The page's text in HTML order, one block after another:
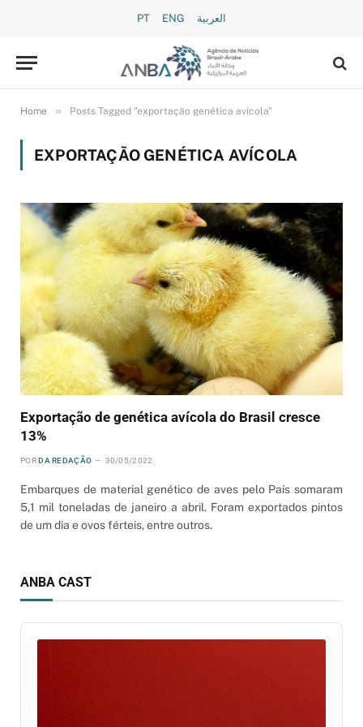
PT ENG العربية
Home » Posts Tagged "exportação genética avícola"
EXPORTAÇÃO GENÉTICA AVÍCOLA
Exportação de genética avícola do Brasil cresce
13%
POR DA REDAÇÃO 30/05/2022
Embarques de material genético de aves pelo País somaram
5,1 mil toneladas de janeiro a abril. Foram exportados pintos
de um dia e ovos férteis, entre outros.
ANBA CAST
Audio
Player